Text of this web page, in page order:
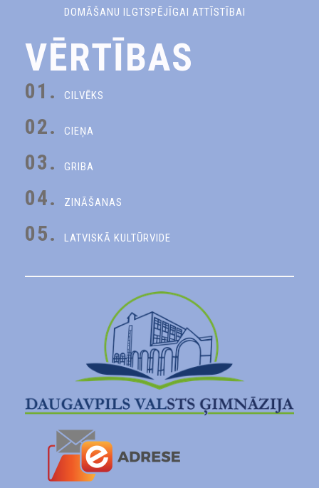
DOMĀŠANU ILGTSPĒJĪGAI ATTĪSTĪBAI
VĒRTĪBAS
01. CILVĒKS
02. CIEŅA
03. GRIBA
04. ZINĀŠANAS
05. LATVISKĀ KULTŪRVIDE